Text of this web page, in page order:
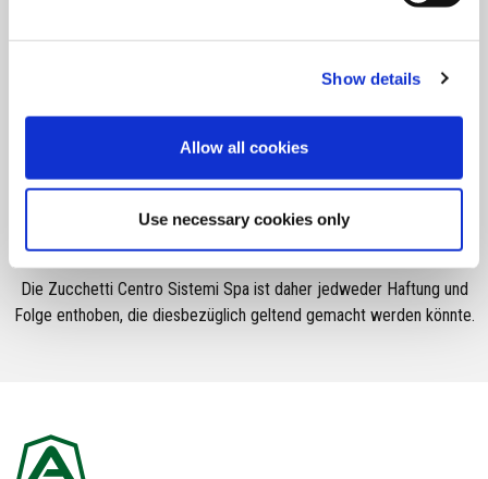
Show details
Allow all cookies
Use necessary cookies only
basieren zwar auf diesbezüglichen Studien und Forschungen, sind
jedoch nur ungefähre Werte und werden nur als Beispiel angegeben.
Die Zucchetti Centro Sistemi Spa ist daher jedweder Haftung und
Folge enthoben, die diesbezüglich geltend gemacht werden könnte.